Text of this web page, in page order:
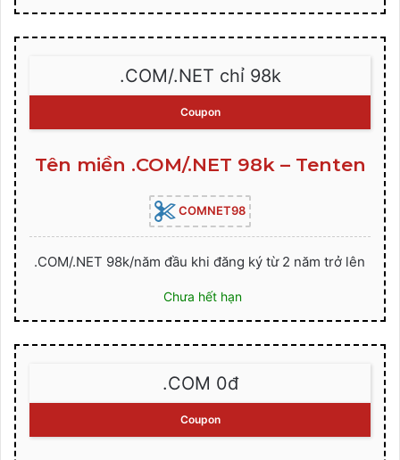
.COM/.NET chỉ 98k
Coupon
Tên miền .COM/.NET 98k – Tenten
COMNET98
.COM/.NET 98k/năm đầu khi đăng ký từ 2 năm trở lên
Chưa hết hạn
.COM 0đ
Coupon